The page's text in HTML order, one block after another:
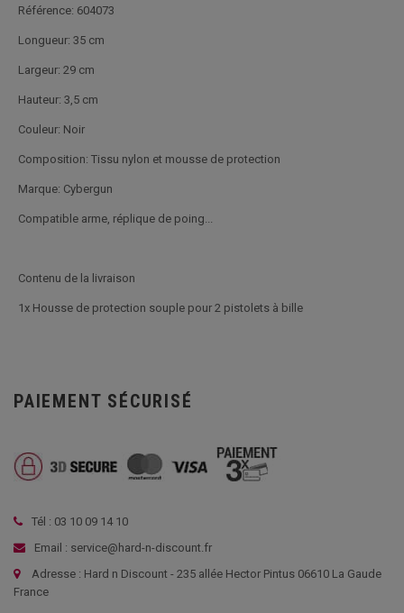
Référence: 604073
Longueur: 35 cm
Largeur: 29 cm
Hauteur: 3,5 cm
Couleur: Noir
Composition: Tissu nylon et mousse de protection
Marque: Cybergun
Compatible arme, réplique de poing...
Contenu de la livraison
1x Housse de protection souple pour 2 pistolets à bille
PAIEMENT SÉCURISÉ
Tél : 03 10 09 14 10
Email : service@hard-n-discount.fr
Adresse : Hard n Discount - 235 allée Hector Pintus 06610 La Gaude
France